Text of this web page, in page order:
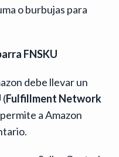
o burbujas para
FNSKU
debe llevar un
(Fulfillment Network
a Amazon